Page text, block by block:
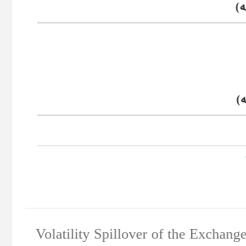
Volatility Spillover of the